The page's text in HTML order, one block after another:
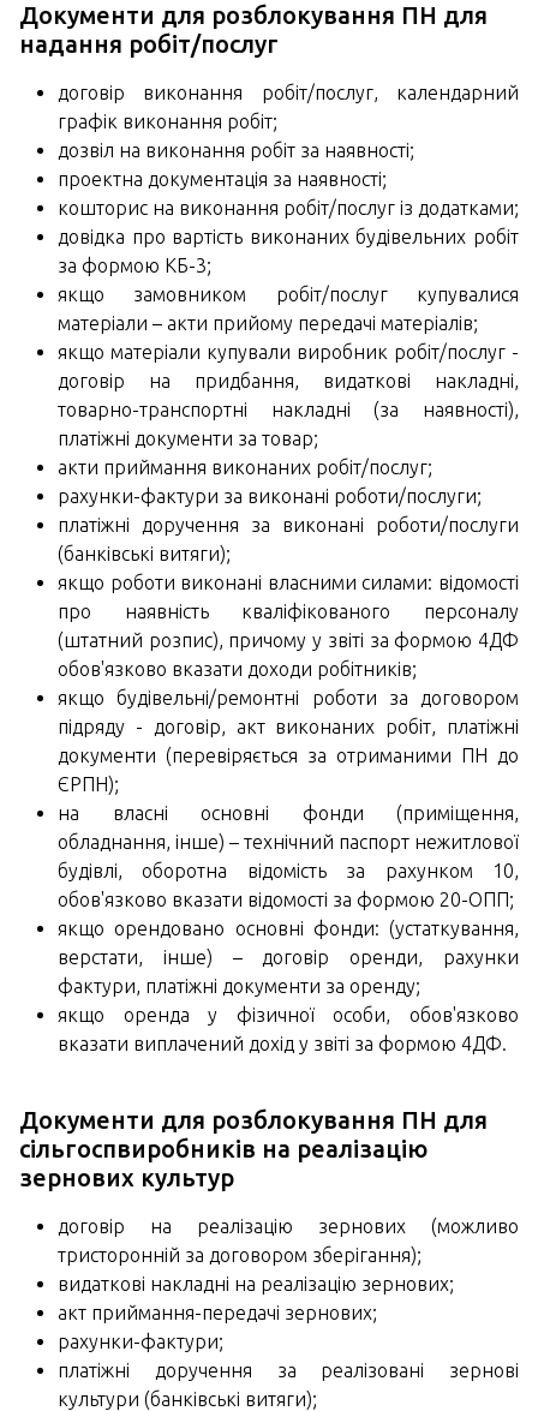
Документи для розблокування ПН для
надання робіт/послуг
договір виконання робіт/послуг, календарний
графік виконання робіт;
дозвіл на виконання робіт за наявності;
проектна документація за наявності;
кошторис на виконання робіт/послуг із додатками;
довідка про вартість виконаних будівельних робіт
за формою КБ-3;
якщо замовником робіт/послуг купувалися
матеріали – акти прийому передачі матеріалів;
якщо матеріали купували виробник робіт/послуг -
договір на придбання, видаткові накладні,
товарно-транспортні накладні (за наявності),
платіжні документи за товар;
акти приймання виконаних робіт/послуг;
рахунки-фактури за виконані роботи/послуги;
платіжні доручення за виконані роботи/послуги
(банківські витяги);
якщо роботи виконані власними силами: відомості
про наявність кваліфікованого персоналу
(штатний розпис), причому у звіті за формою 4ДФ
обов'язково вказати доходи робітників;
якщо будівельні/ремонтні роботи за договором
підряду - договір, акт виконаних робіт, платіжні
документи (перевіряється за отриманими ПН до
ЄРПН);
на власні основні фонди (приміщення,
обладнання, інше) – технічний паспорт нежитлової
будівлі, оборотна відомість за рахунком 10,
обов'язково вказати відомості за формою 20-ОПП;
якщо орендовано основні фонди: (устаткування,
верстати, інше) – договір оренди, рахунки
фактури, платіжні документи за оренду;
якщо оренда у фізичної особи, обов'язково
вказати виплачений дохід у звіті за формою 4ДФ.
Документи для розблокування ПН для
сільгоспвиробників на реалізацію
зернових культур
договір на реалізацію зернових (можливо
тристоронній за договором зберігання);
видаткові накладні на реалізацію зернових;
акт приймання-передачі зернових;
рахунки-фактури;
платіжні доручення за реалізовані зернові
культури (банківські витяги);